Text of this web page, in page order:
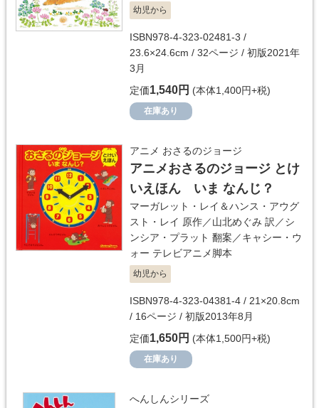
幼児から
ISBN978-4-323-02481-3 /
23.6×24.6cm / 32ページ / 初版2021年
3月
定価1,540円 (本体1,400円+税)
在庫あり
アニメ おさるのジョージ
アニメおさるのジョージ とけ
いえほん いま なんじ？
マーガレット・レイ＆ハンス・アウグ
スト・レイ 原作／山北めぐみ 訳／シ
ンシア・プラット 翻案／キャシー・ウ
ォー テレビアニメ脚本
幼児から
ISBN978-4-323-04381-4 / 21×20.8cm
/ 16ページ / 初版2013年8月
定価1,650円 (本体1,500円+税)
在庫あり
へんしんシリーズ